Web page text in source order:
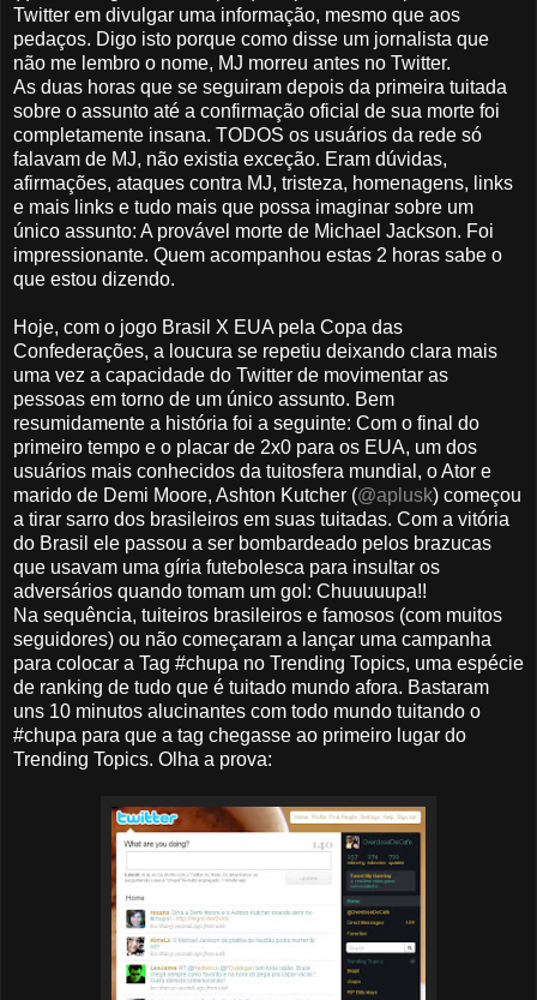
Twitter em divulgar uma informação, mesmo que aos
pedaços. Digo isto porque como disse um jornalista que
não me lembro o nome, MJ morreu antes no Twitter.
As duas horas que se seguiram depois da primeira tuitada
sobre o assunto até a confirmação oficial de sua morte foi
completamente insana. TODOS os usuários da rede só
falavam de MJ, não existia exceção. Eram dúvidas,
afirmações, ataques contra MJ, tristeza, homenagens, links
e mais links e tudo mais que possa imaginar sobre um
único assunto: A provável morte de Michael Jackson. Foi
impressionante. Quem acompanhou estas 2 horas sabe o
que estou dizendo.
Hoje, com o jogo Brasil X EUA pela Copa das
Confederações, a loucura se repetiu deixando clara mais
uma vez a capacidade do Twitter de movimentar as
pessoas em torno de um único assunto. Bem
resumidamente a história foi a seguinte: Com o final do
primeiro tempo e o placar de 2x0 para os EUA, um dos
usuários mais conhecidos da tuitosfera mundial, o Ator e
marido de Demi Moore, Ashton Kutcher (@aplusk) começou
a tirar sarro dos brasileiros em suas tuitadas. Com a vitória
do Brasil ele passou a ser bombardeado pelos brazucas
que usavam uma gíria futebolesca para insultar os
adversários quando tomam um gol: Chuuuuupa!!
Na sequência, tuiteiros brasileiros e famosos (com muitos
seguidores) ou não começaram a lançar uma campanha
para colocar a Tag #chupa no Trending Topics, uma espécie
de ranking de tudo que é tuitado mundo afora. Bastaram
uns 10 minutos alucinantes com todo mundo tuitando o
#chupa para que a tag chegasse ao primeiro lugar do
Trending Topics. Olha a prova: